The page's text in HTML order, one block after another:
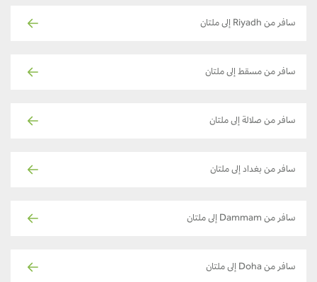
سافر من Riyadh إلى ملتان
سافر من مسقط إلى ملتان
سافر من صلالة إلى ملتان
سافر من بغداد إلى ملتان
سافر من Dammam إلى ملتان
سافر من Doha إلى ملتان